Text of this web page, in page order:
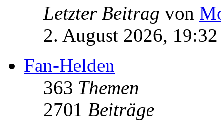
Letzter Beitrag von
2. August 2026, 19:32
Fan-Helden
363 Themen
2701 Beiträge